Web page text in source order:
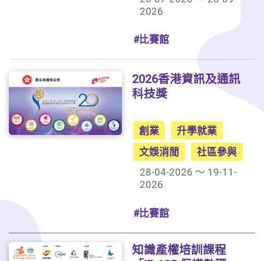
2026
#比賽館
2026香港資訊及通訊
科技獎
創業
升學就業
文娛消閒
社區參與
28-04-2026 ～ 19-11-
2026
#比賽館
知識產權培訓課程